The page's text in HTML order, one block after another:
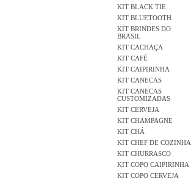
KIT BLACK TIE
KIT BLUETOOTH
KIT BRINDES DO
BRASIL
KIT CACHAÇA
KIT CAFÉ
KIT CAIPIRINHA
KIT CANECAS
KIT CANECAS
CUSTOMIZADAS
KIT CERVEJA
KIT CHAMPAGNE
KIT CHÁ
KIT CHEF DE COZINHA
KIT CHURRASCO
KIT COPO CAIPIRINHA
KIT COPO CERVEJA